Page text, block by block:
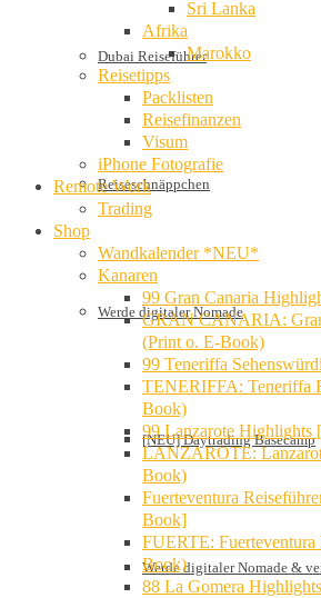
Dubai Reiseführer
Reiseschnäppchen
Werde digitaler Nomade
[NEU] Daytrading Basecamp
Werde digitaler Nomade &
Sri Lanka
Afrika
Marokko
Reisetipps
Packlisten
Reisefinanzen
Visum
iPhone Fotografie
Remote Work
Trading
Shop
Wandkalender *NEU*
Kanaren
99 Gran Canaria
GRAN CANARIA:
(Print o. E-Book)
99 Teneriffa
TENERIFFA: Teneriffa
Book)
99 Lanzarote Highlights
LANZAROTE:
Book)
Fuerteventura
Book]
FUERTE:
Book)
88 La Gomera